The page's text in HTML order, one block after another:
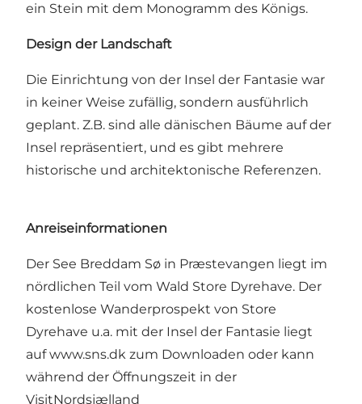
ein Stein mit dem Monogramm des Königs.
Design der Landschaft
Die Einrichtung von der Insel der Fantasie war
in keiner Weise zufällig, sondern ausführlich
geplant. Z.B. sind alle dänischen Bäume auf der
Insel repräsentiert, und es gibt mehrere
historische und architektonische Referenzen.
Anreiseinformationen
Der See Breddam Sø in Præstevangen liegt im
nördlichen Teil vom Wald Store Dyrehave. Der
kostenlose Wanderprospekt von Store
Dyrehave u.a. mit der Insel der Fantasie liegt
aufwww.sns.dk zum Downloaden oder kann
während der Öffnungszeit in der
VisitNordsjælland